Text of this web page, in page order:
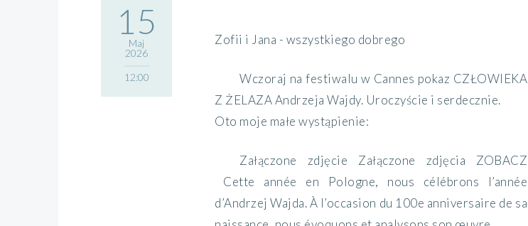
15
Maj
2026
12:00
Zofii i Jana - wszystkiego dobrego
Wczoraj na festiwalu w Cannes pokaz CZŁOWIEKA
Z ŻELAZA Andrzeja Wajdy. Uroczyście i serdecznie.
Oto moje małe wystąpienie:
Załączone zdjęcie Załączone zdjęcia ZOBACZ
Cette année en Pologne, nous célébrons l’année
d’Andrzej Wajda. À l’occasion du 100e anniversaire de sa